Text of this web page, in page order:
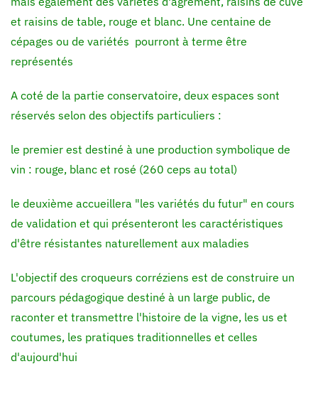
et raisins de table, rouge et blanc. Une centaine de
cépages ou de variétés pourront à terme être
représentés
A coté de la partie conservatoire, deux espaces sont
réservés selon des objectifs particuliers :
le premier est destiné à une production symbolique de
vin : rouge, blanc et rosé (260 ceps au total)
le deuxième accueillera "les variétés du futur" en cours
de validation et qui présenteront les caractéristiques
d'être résistantes naturellement aux maladies
L'objectif des croqueurs corréziens est de construire un
parcours pédagogique destiné à un large public, de
raconter et transmettre l'histoire de la vigne, les us et
coutumes, les pratiques traditionnelles et celles
d'aujourd'hui